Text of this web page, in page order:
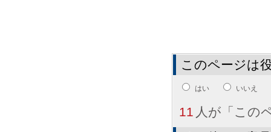
このページは
はい いいえ
11 人が「この